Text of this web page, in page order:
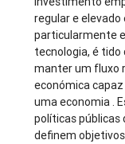
regular e elevado
particularmente
tecnologia, é
manter um fluxo
económica
uma economia .
políticas públicas
definem